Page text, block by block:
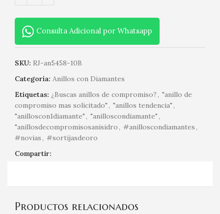
Consulta Adicional por Whatsapp
SKU: RJ-an5458-10B
Categoría: Anillos con Diamantes
Etiquetas: ¿Buscas anillos de compromiso?, "anillo de
compromiso mas solicitado", "anillos tendencia",
"anilloscon1diamante", "anilloscondiamante",
"anillosdecompromisosanisidro, #anilloscondiamantes,
#novias, #sortijasdeoro
Compartir:
Productos relacionados